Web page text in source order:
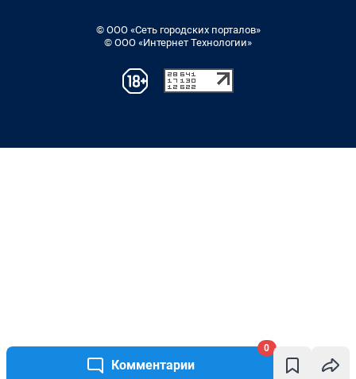
Комментарии
0
© ООО «Сеть городских порталов»
© ООО «Интернет Технологии»